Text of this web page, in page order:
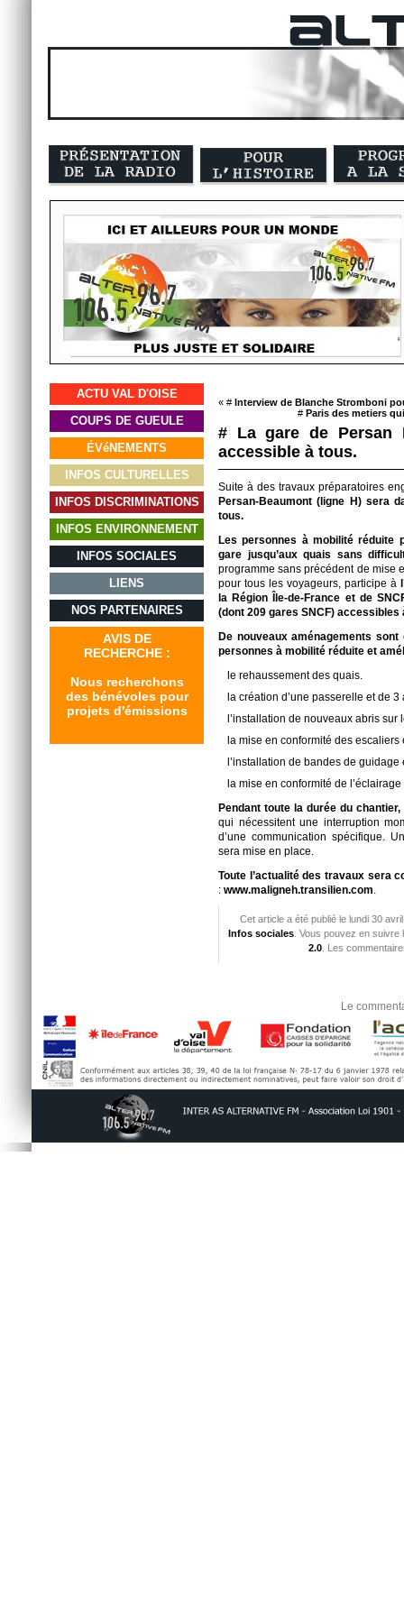
ACTU VAL D'OISE
COUPS DE GUEULE
ÉVéNEMENTS
INFOS CULTURELLES
INFOS DISCRIMINATIONS
INFOS ENVIRONNEMENT
INFOS SOCIALES
LIENS
NOS PARTENAIRES
AVIS DE
RECHERCHE :
Nous recherchons
des bénévoles pour
projets d'émissions
« # Interview de Blanche Stromboni
# Paris des metiers
# La gare de Persan
accessible à tous.
Suite à des travaux préparatoires
Persan-Beaumont (ligne H) sera
tous.
Les personnes à mobilité réduite
gare jusqu’aux quais sans
programme sans précédent de mise
pour tous les voyageurs, participe à
la Région Île-de-France et de
(dont 209 gares SNCF) accessibles
De nouveaux aménagements
personnes à mobilité réduite et
le rehaussement des quais.
la création d’une passerelle et de 3
l’installation de nouveaux abris sur
la mise en conformité des
l’installation de bandes de guidage
la mise en conformité de
Pendant toute la durée du
qui nécessitent une interruption
d’une communication spécifique.
sera mise en place.
Toute l’actualité des travaux sera
: www.maligneh.transilien.com.
Cet article a été publié le lundi 30
Infos sociales . Vous pouvez en
2.0 . Les
Le